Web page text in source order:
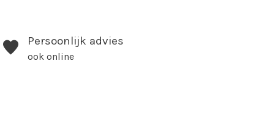
Persoonlijk advies
ook online